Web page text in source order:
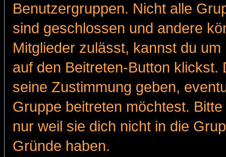
Benutzergruppen. Nicht alle
sind geschlossen und andere
Mitglieder zulässt, kannst du
auf den Beitreten-Button
seine Zustimmung geben,
Gruppe beitreten möchtest.
nur weil sie dich nicht in die
Gründe haben.